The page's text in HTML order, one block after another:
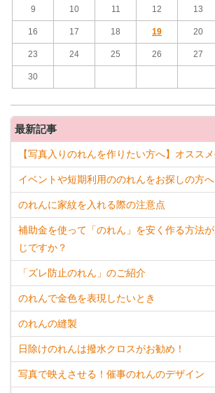
9 10 11 12 13
16 17 18 19 20
23 24 25 26 27
30
最新記事
【写真入りのれんを作りたい方へ】オスス
イベントや短期利用ののれんをお探しの方へ
のれんに家紋を入れる際の注意点
補助金を使って「のれん」を安く作る方法
じですか？
「ズレ防止のれん」のご紹介
のれんで金色を表現したいとき
のれんの縫製
日除けのれんは撥水クロスがお勧め！
写真で映えさせる！催事のれんのデザイン